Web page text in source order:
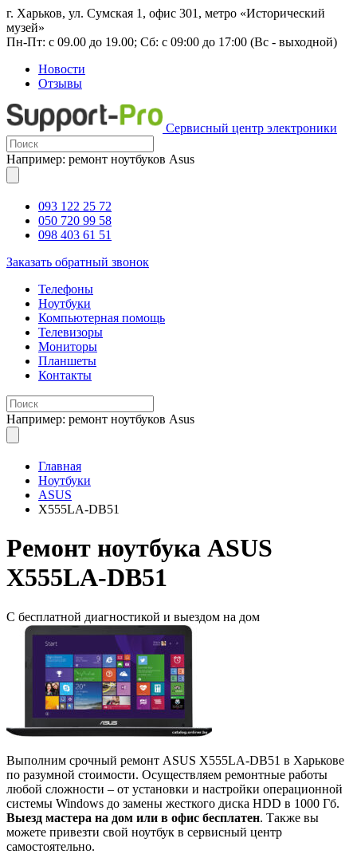
г. Харьков, ул. Сумская 1, офис 301, метро «Исторический
музей»
Пн-Пт: с 09.00 до 19.00; Сб: с 09:00 до 17:00 (Вс - выходной)
Новости
Отзывы
Сервисный центр электроники
Например: ремонт ноутбуков Asus
093 122 25 72
050 720 99 58
098 403 61 51
Заказать обратный звонок
Телефоны
Ноутбуки
Компьютерная помощь
Телевизоры
Мониторы
Планшеты
Контакты
Например: ремонт ноутбуков Asus
Главная
Ноутбуки
ASUS
X555LA-DB51
Ремонт ноутбука ASUS
X555LA-DB51
С бесплатной диагностикой и выездом на дом
Выполним срочный ремонт ASUS X555LA-DB51 в Харькове
по разумной стоимости. Осуществляем ремонтные работы
любой сложности – от установки и настройки операционной
системы Windows до замены жесткого диска HDD в 1000 Гб.
Выезд мастера на дом или в офис бесплатен. Также вы
можете привезти свой ноутбук в сервисный центр
самостоятельно.